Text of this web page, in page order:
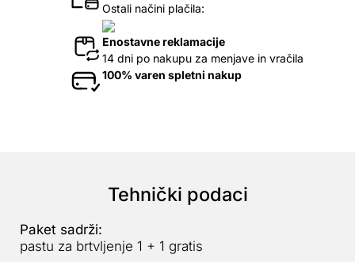
Ostali načini plačila:
Enostavne reklamacije
14 dni po nakupu za menjave in vračila
100% varen spletni nakup
Tehnički podaci
Paket sadrži:
pastu za brtvljenje 1 + 1 gratis